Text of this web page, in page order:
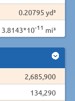
0.20795 yd³
3.8143*10-11 mi³
2,685,900
134,290